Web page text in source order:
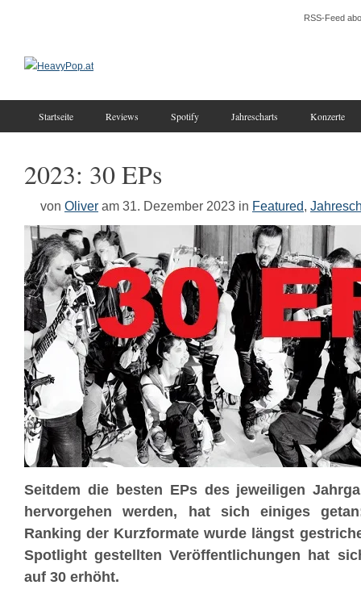
RSS-Feed
Startseite Reviews Spotify Jahrescharts Konzerte
2023: 30 EPs
von Oliver am 31. Dezember 2023 in Featured,
Seitdem die besten EPs des jeweiligen
hervorgehen werden, hat sich einiges
Ranking der Kurzformate wurde längst
Spotlight gestellten Veröffentlichungen hat
auf 30 erhöht.